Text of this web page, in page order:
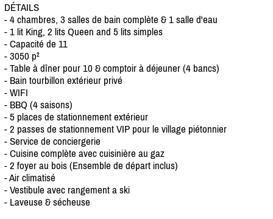
DÉTAILS
- 4 chambres, 3 salles de bain complète & 1 salle d'eau
- 1 lit King, 2 lits Queen and 5 lits simples
- Capacité de 11
- 3050 p²
- Table à dîner pour 10 & comptoir à déjeuner (4 bancs)
- Bain tourbillon extérieur privé
- WIFI
- BBQ (4 saisons)
- 5 places de stationnement extérieur
- 2 passes de stationnement VIP pour le village piétonnier
- Service de conciergerie
- Cuisine complète avec cuisinière au gaz
- 2 foyer au bois (Ensemble de départ inclus)
- Air climatisé
- Vestibule avec rangement a ski
- Laveuse & sécheuse